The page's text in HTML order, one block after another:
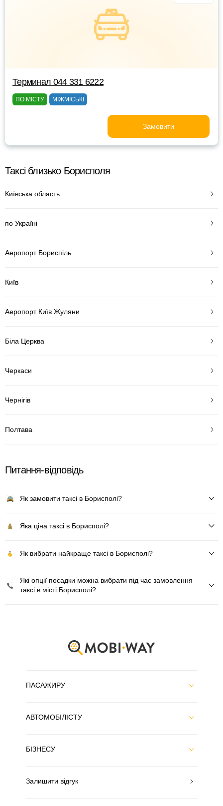
Терминал 044 331 6222
ПО МІСТУ МІЖМІСЬКІ
Замовити
Таксі близько Борисполя
Київська область
по Україні
Аеропорт Бориспіль
Київ
Аеропорт Київ Жуляни
Біла Церква
Черкаси
Чернігів
Полтава
Питання-відповідь
Як замовити таксі в Борисполі?
Яка ціна таксі в Борисполі?
Як вибрати найкраще таксі в Борисполі?
Які опції посадки можна вибрати під час замовлення
таксі в місті Борисполі?
ПАСАЖИРУ
АВТОМОБІЛІСТУ
БІЗНЕСУ
Залишити відгук